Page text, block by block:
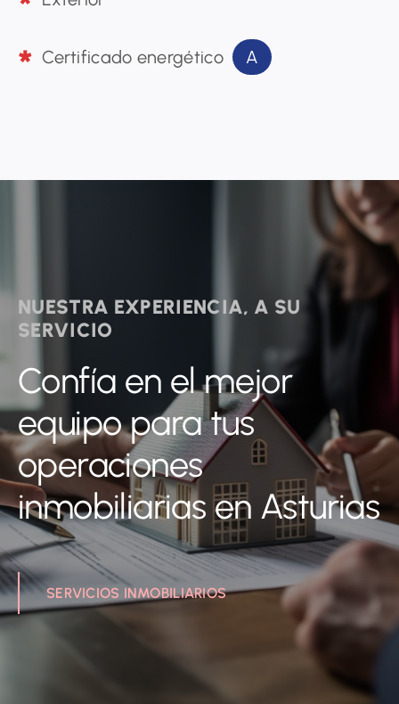
Certificado energético A
NUESTRA EXPERIENCIA, A SU
SERVICIO
Confía en el mejor
equipo para tus
operaciones
inmobiliarias en Asturias
SERVICIOS INMOBILIARIOS